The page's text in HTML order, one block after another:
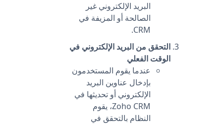
البريد الإلكتروني غير
الصالحة أو المزيفة في
CRM.
التحقق من البريد الإلكتروني في
الوقت الفعلي
عندما يقوم المستخدمون
بإدخال عناوين البريد
الإلكتروني أو تحديثها في
Zoho CRM، يقوم
النظام بالتحقق في